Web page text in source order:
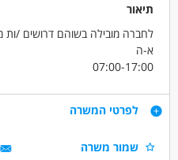
תיאור
לחברה מובילה בשוהם דרושים /ות
א-ה
07:00-17:00
דרישות
לפרטי המשרה
שמור משרה